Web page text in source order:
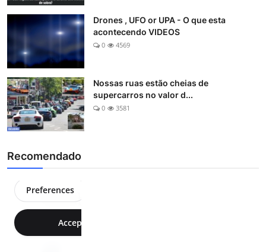
Drones , UFO or UPA - O que esta
acontecendo VIDEOS
0 4569
Nossas ruas estão cheias de
supercarros no valor d...
0 3581
Recomendado